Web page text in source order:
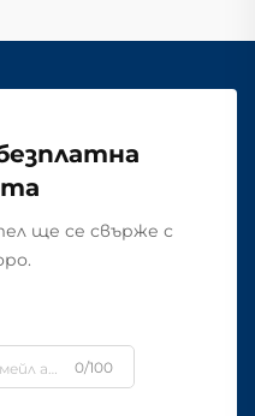
ще се свърже с
0/100